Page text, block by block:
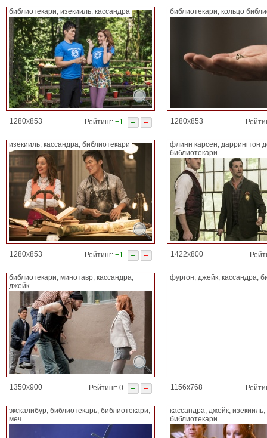
библиотекари, изекииль, кассандра
1280x853 Рейтинг: +1
библиотекари, кольцо
1280x853
изекииль, кассандра, библиотекари
1280x853 Рейтинг: +1
флинн карсен, даррингтон
библиотекари
1422x800
библиотекари, минотавр, кассандра,
джейк
1350x900 Рейтинг: 0
фургон, джейк, кассандра,
1156x768
экскалибур, библиотекарь, библиотекари,
меч
кассандра, джейк, изекииль,
библиотекари